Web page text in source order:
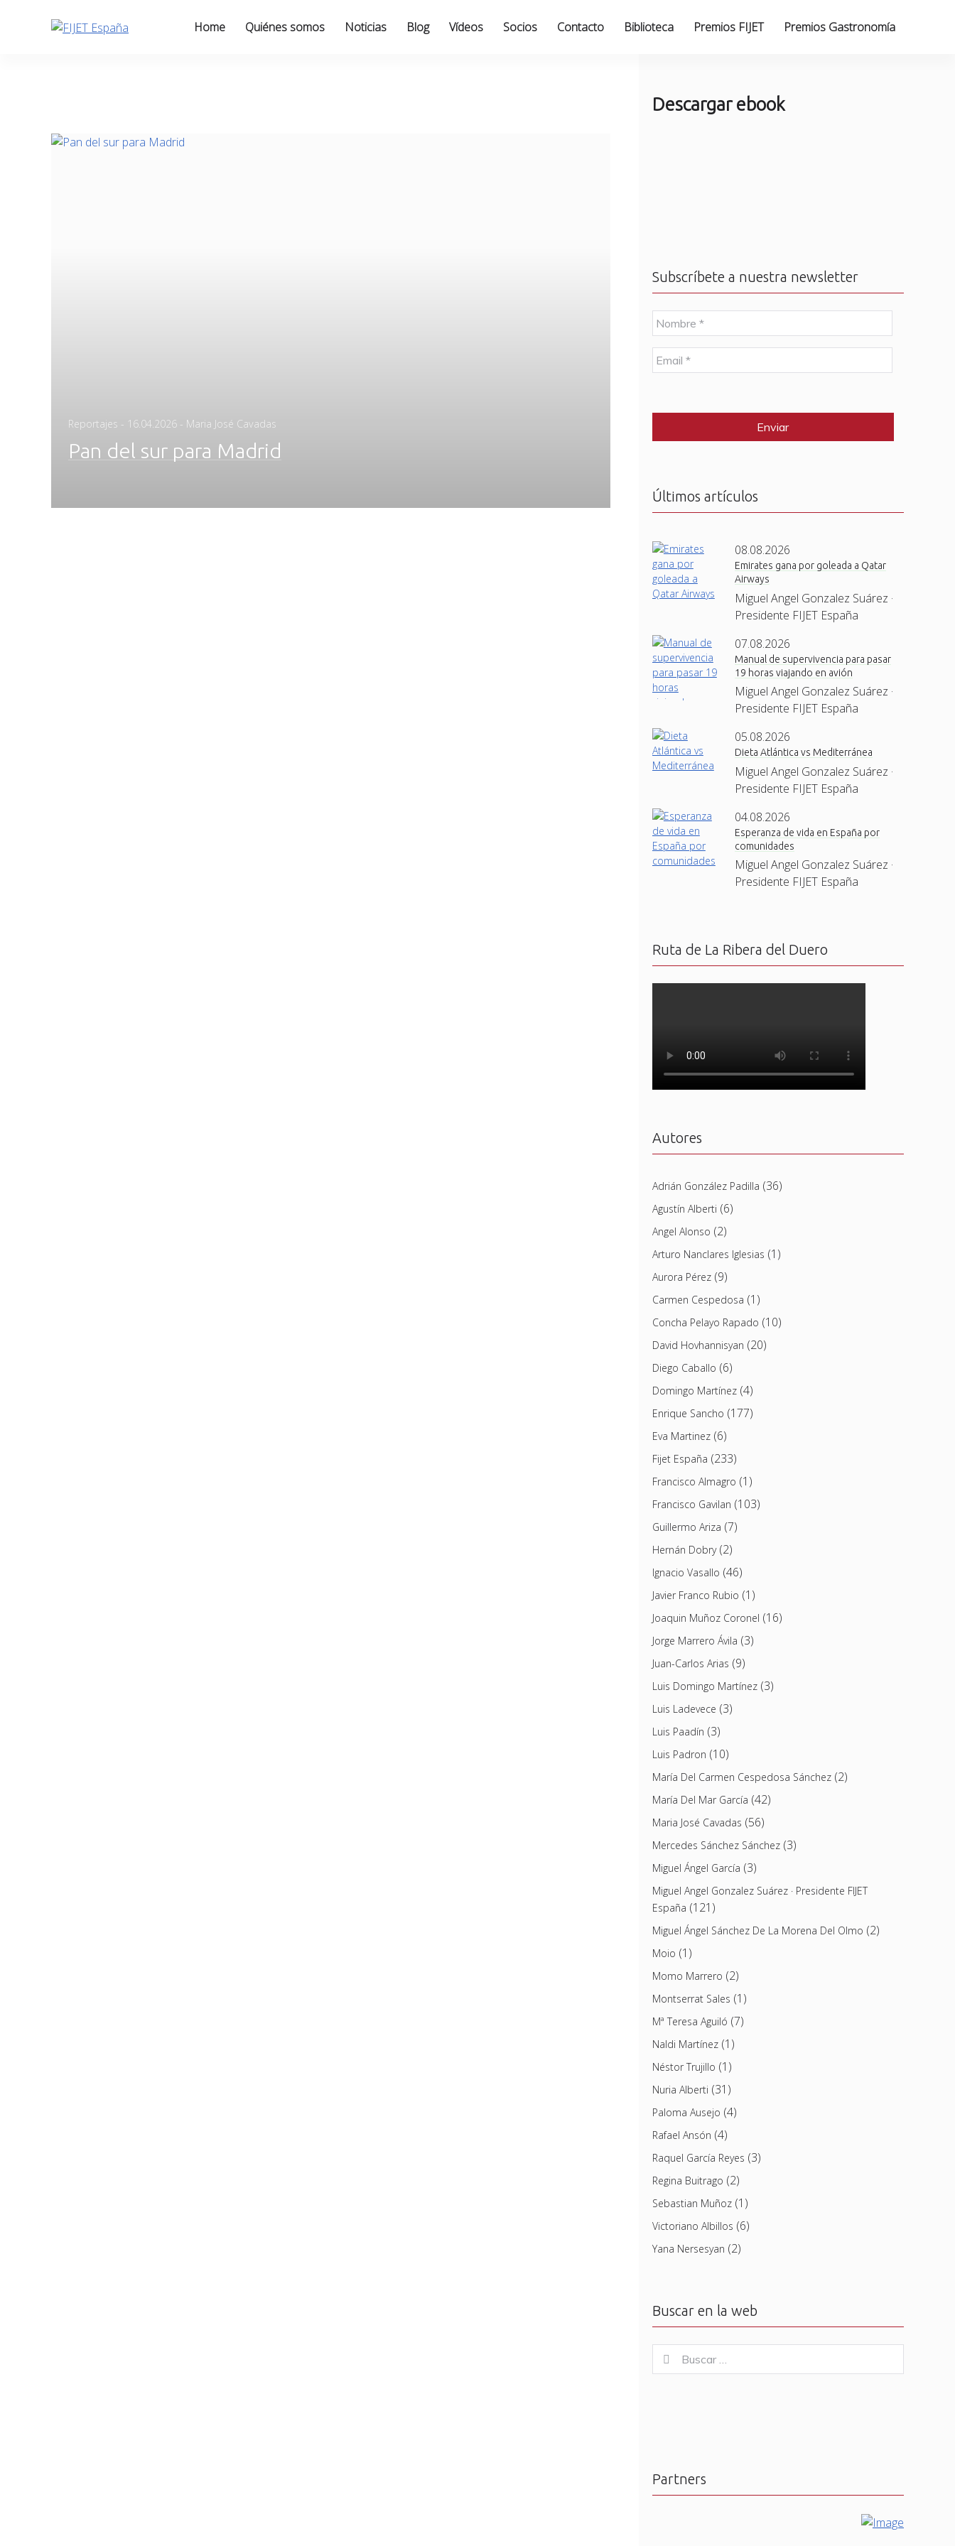
Home Quiénes somos Noticias Blog Vídeos Socios Contacto Biblioteca Premios FIJET Premios Gastronomía
Reportajes - Posted
16.04.2026 - Maria José Cavadas
Pan del sur para Madrid
Descargar ebook
Subscríbete a nuestra newsletter
N
o
m
b
r
E
m
l
Últimos artículos
08.08.2026
Emirates gana por goleada a Qatar
Airways
Miguel Angel Gonzalez Suárez ·
Presidente FIJET España
07.08.2026
Manual de supervivencia para pasar
19 horas viajando en avión
Miguel Angel Gonzalez Suárez ·
Presidente FIJET España
05.08.2026
Dieta Atlántica vs Mediterránea
Miguel Angel Gonzalez Suárez ·
Presidente FIJET España
04.08.2026
Esperanza de vida en España por
comunidades
Miguel Angel Gonzalez Suárez ·
Presidente FIJET España
Ruta de La Ribera del Duero
Autores
Adrián González Padilla (36)
Agustín Alberti (6)
Angel Alonso (2)
Arturo Nanclares Iglesias (1)
Aurora Pérez(9)
Carmen Cespedosa (1)
Concha Pelayo Rapado (10)
David Hovhannisyan (20)
Diego Caballo (6)
Domingo Martínez(4)
Enrique Sancho (177)
Eva Martinez(6)
Fijet España (233)
Francisco Almagro (1)
Francisco Gavilan (103)
Guillermo Ariza (7)
Hernán Dobry(2)
Ignacio Vasallo (46)
Javier Franco Rubio (1)
Joaquin Muñoz Coronel (16)
Jorge Marrero Ávila (3)
Juan-Carlos Arias (9)
Luis Domingo Martínez(3)
Luis Ladevece (3)
Luis Paadín (3)
Luis Padron (10)
María Del Carmen Cespedosa Sánchez(2)
María Del Mar García (42)
Maria José Cavadas (56)
Mercedes Sánchez Sánchez(3)
Miguel Ángel García (3)
Miguel Angel Gonzalez Suárez · Presidente FIJET
España (121)
Miguel Ángel Sánchez De La Morena Del Olmo (2)
Moio (1)
Momo Marrero (2)
Montserrat Sales (1)
Mª Teresa Aguiló (7)
Naldi Martínez(1)
Néstor Trujillo (1)
Nuria Alberti (31)
Paloma Ausejo (4)
Rafael Ansón (4)
Raquel García Reyes (3)
Regina Buitrago (2)
Sebastian Muñoz(1)
Victoriano Albillos (6)
Yana Nersesyan (2)
Buscar en la web
for:
Buscar
Partners